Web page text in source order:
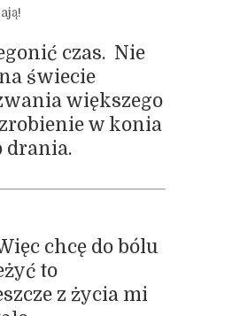
czas. Nie
świecie
większego
w konia
drania.
chcę do bólu
to
z życia mi